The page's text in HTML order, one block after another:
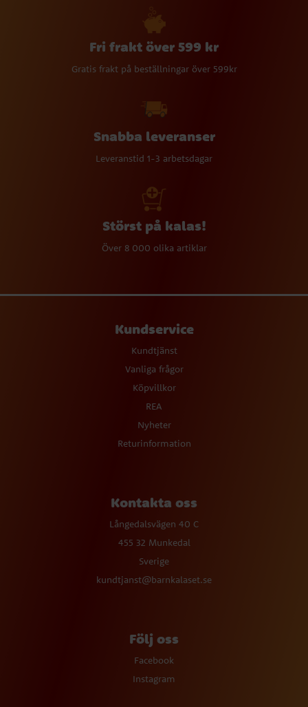
Fri frakt över 599 kr
Gratis frakt på beställningar över 599kr
Snabba leveranser
Leveranstid 1-3 arbetsdagar
Störst på kalas!
Över 8 000 olika artiklar
Kundservice
Kundtjänst
Vanliga frågor
Köpvillkor
REA
Nyheter
Returinformation
Kontakta oss
Långedalsvägen 40 C
455 32 Munkedal
Sverige
kundtjanst@barnkalaset.se
Följ oss
Facebook
Instagram